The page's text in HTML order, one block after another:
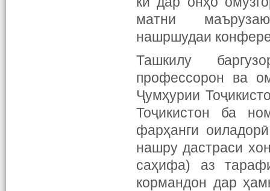
матни
нашршудаи
Ташкилу
профессорон ва
Ҷумҳурии
Тоҷикистон ба
фарҳанги
нашру дастраси
саҳифа) аз
кормандон дар